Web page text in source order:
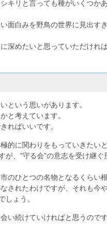
リと言っても種がいくつか
白みを野鳥の世界に見出す
めたいと思っていただければ
という思いがあります。
と考えています。
ればいいです。
に関わりをもっていきたいと
、”守る会”の意志を受け継
ひとつの名物となるくらい
されたわけですが、それも今
しょう。
続けていければと思うのです